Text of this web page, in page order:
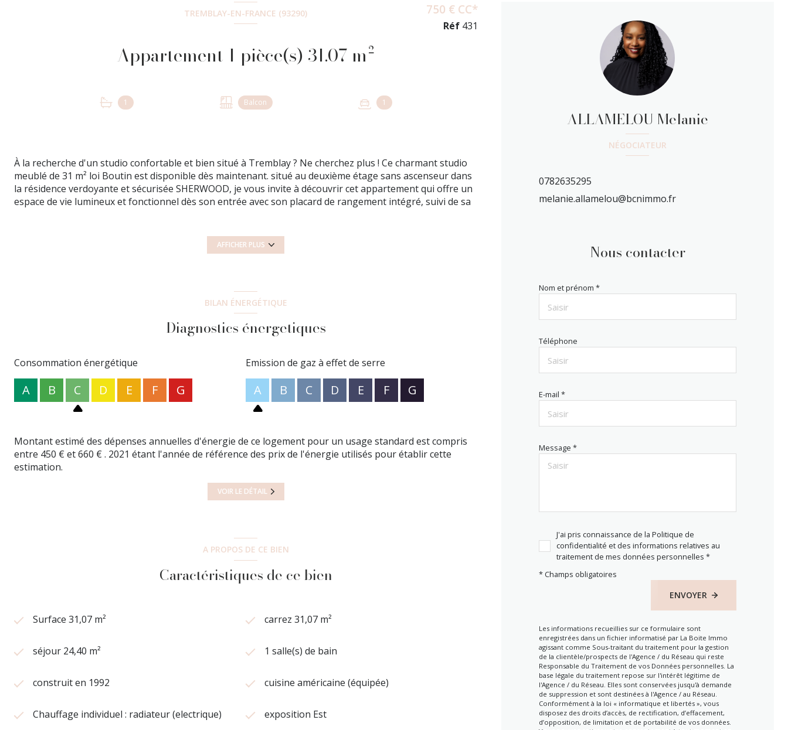
TREMBLAY-EN-FRANCE (93290)
Appartement 1 pièce(s) 31.07 m²
1 Balcon 1
750 € CC*
Réf 431
À la recherche d'un studio confortable et bien situé à Tremblay ? Ne cherchez plus ! Ce charmant studio
meublé de 31 m² loi Boutin est disponible dès maintenant. situé au deuxième étage sans ascenseur dans
la résidence verdoyante et sécurisée SHERWOOD, je vous invite à découvrir cet appartement qui offre un
espace de vie lumineux et fonctionnel dès son entrée avec son placard de rangement intégré, suivi de sa
Emplacement : Situé à proximité de toutes les commodités, ce studio est idéalement placé. Vous trouverez
Bail meublé (1 an) . Loyer Hors Charges : 677 euros. Provisions sur charges : 73 euros. Loyer Charges
comprises 750 euros Dépôt de garantie : 1354 euros Honoraires. Charge Locataire : - Constitution
dossier, visite et rédaction contrat : 313.49 euros TTC - État des lieux : 94.14€ euros TTC. Etiquette
énérgétique de l'appartement, classe climat C/176, Classe confort A/6 ; Numéro de dossier 431. Pour tous
07.82.63.52.95 ou l'agence BCN Bien Chez Nous au : 01.83.93.60.50
Les informations sur les risques auxquels ce bien est exposé sont disponibles sur le siteGéorisques
AFFICHER PLUS
BILAN ÉNERGÉTIQUE
Diagnostics énergetiques
Consommation énergétique
A B C D E F G
Emission de gaz à effet de serre
A B C D E F G
Montant estimé des dépenses annuelles d'énergie de ce logement pour un usage standard est compris
entre 450 € et 660 € . 2021 étant l'année de référence des prix de l'énergie utilisés pour établir cette
estimation.
VOIR LE DÉTAIL
A PROPOS DE CE BIEN
Caractéristiques de ce bien
Surface 31,07 m² carrez 31,07 m²
séjour 24,40 m² 1 salle(s) de bain
construit en 1992 cuisine américaine (équipée)
Chauffage individuel : radiateur (electrique) exposition Est
NÉGOCIATEUR
ALLAMELOU Melanie
0782635295
melanie.allamelou@bcnimmo.fr
Nous contacter
Nom et prénom *
Téléphone
E-mail *
Message *
J'ai pris connaissance de la Politique de
confidentialité et des informations relatives au
traitement de mes données personnelles *
* Champs obligatoires
ENVOYER
Les informations recueillies sur ce formulaire sont
enregistrées dans un fichier informatisé par La Boite Immo
agissant comme Sous-traitant du traitement pour la gestion
de la clientèle/prospects de l'Agence / du Réseau qui reste
Responsable du Traitement de vos Données personnelles. La
base légale du traitement repose sur l'intérêt légitime de
l'Agence / du Réseau. Elles sont conservées jusqu'à demande
de suppression et sont destinées à l'Agence / au Réseau.
Conformément à la loi « informatique et libertés », vous
disposez des droits d’accès, de rectification, d’effacement,
d’opposition, de limitation et de portabilité de vos données.